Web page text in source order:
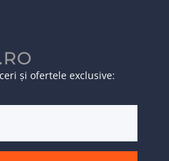
și ofertele exclusive: